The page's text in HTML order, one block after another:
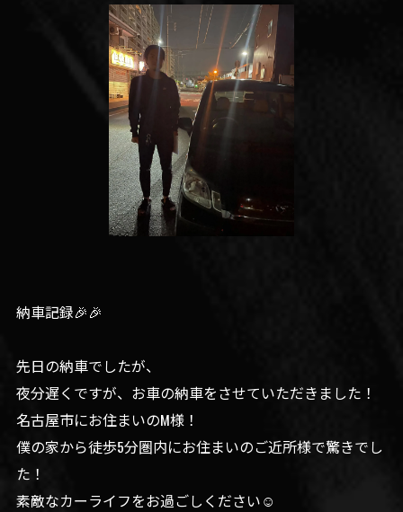
納車記録🎉🎉
先日の納車でしたが、
夜分遅くですが、お車の納車をさせていただきました！
名古屋市にお住まいのM様！
僕の家から徒歩5分圏内にお住まいのご近所様で驚きでし
た！
素敵なカーライフをお過ごしください☺️